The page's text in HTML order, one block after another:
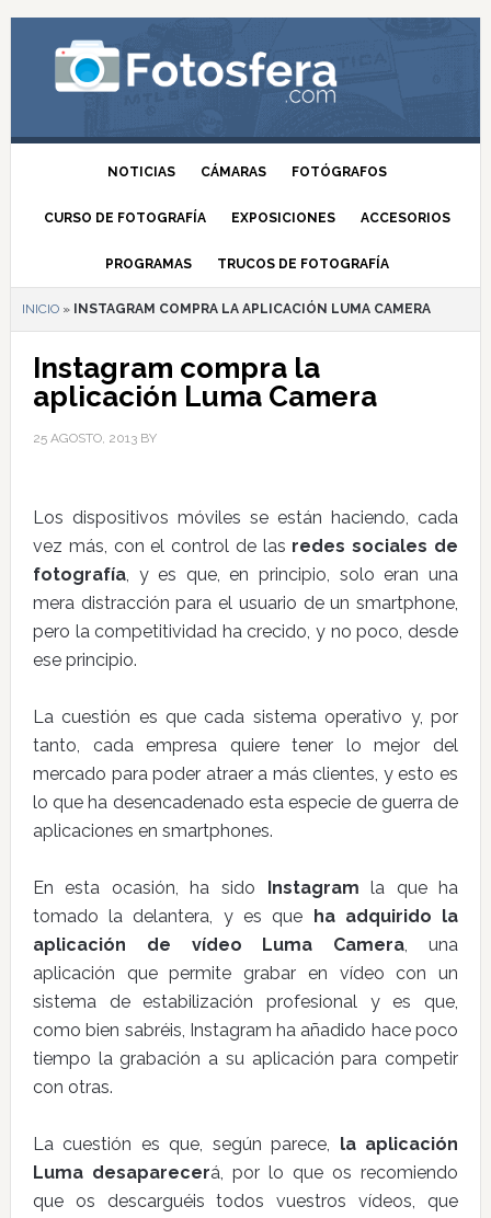
NOTICIAS CÁMARAS FOTÓGRAFOS
CURSO DE FOTOGRAFÍA EXPOSICIONES ACCESORIOS
PROGRAMAS TRUCOS DE FOTOGRAFÍA
INICIO» INSTAGRAM COMPRA LA APLICACIÓN LUMA CAMERA
Instagram compra la
aplicación Luma Camera
25 AGOSTO, 2013BY
Los dispositivos móviles se están haciendo, cada
vez más, con el control de las redes sociales de
fotografía, y es que, en principio, solo eran una
mera distracción para el usuario de un smartphone,
pero la competitividad ha crecido, y no poco, desde
ese principio.
La cuestión es que cada sistema operativo y, por
tanto, cada empresa quiere tener lo mejor del
mercado para poder atraer a más clientes, y esto es
lo que ha desencadenado esta especie de guerra de
aplicaciones en smartphones.
En esta ocasión, ha sido Instagram la que ha
tomado la delantera, y es que ha adquirido la
aplicación de vídeo Luma Camera, una
aplicación que permite grabar en vídeo con un
sistema de estabilización profesional y es que,
como bien sabréis, Instagram ha añadido hace poco
tiempo la grabación a su aplicación para competir
con otras.
La cuestión es que, según parece, la aplicación
Luma desaparecerá, por lo que os recomiendo
que os descarguéis todos vuestros vídeos, que